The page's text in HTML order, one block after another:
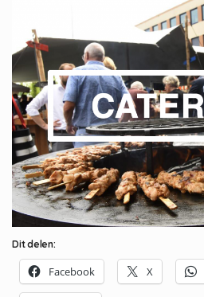
Dit delen:
Facebook X